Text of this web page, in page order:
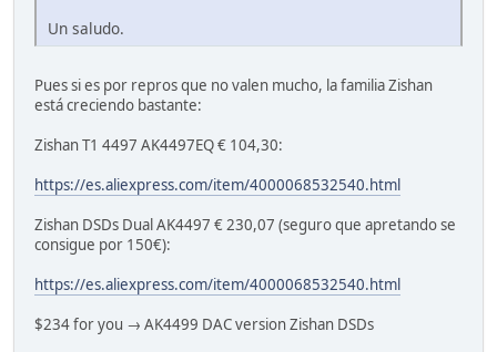
Un saludo.
Pues si es por repros que no valen mucho, la familia Zishan
está creciendo bastante:
Zishan T1 4497 AK4497EQ € 104,30:
https://es.aliexpress.com/item/4000068532540.html
Zishan DSDs Dual AK4497 € 230,07 (seguro que apretando se
consigue por 150€):
https://es.aliexpress.com/item/4000068532540.html
$234 for you → AK4499 DAC version Zishan DSDs